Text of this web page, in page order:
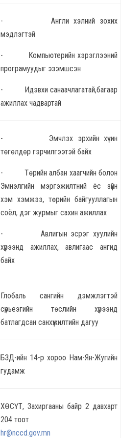
- Англи хэлний зохих
мэдлэгтэй
- Компьютерийн хэрэглээний
програмуудыг эзэмшсэн
- Идэвхи санаачлагатай,багаар
ажиллах чадвартай
- Эмчлэх эрхийн хүчин
төгөлдөр гэрчилгээтэй байх
- Төрийн албан хаагчийн болон
Эмнэлгийн мэргэжилтний ёс зүйн
хэм хэмжээ, төрийн байгууллагын
соёл, дэг журмыг сахин ажиллах
- Авлигын эсрэг хуулийн
хүрээнд ажиллах, авлигаас ангид
байх
Глобаль сангийн дэмжлэгтэй
сүрьеэгийн төслийн хүрээнд
батлагдсан санхүүжилтийн дагуу
БЗД-ийн 14-р хороо Нам-Ян-Жугийн
гудамж
ХӨСҮТ, Захиргааны байр 2 давхарт
204 тоот
hr@nccd.gov.mn